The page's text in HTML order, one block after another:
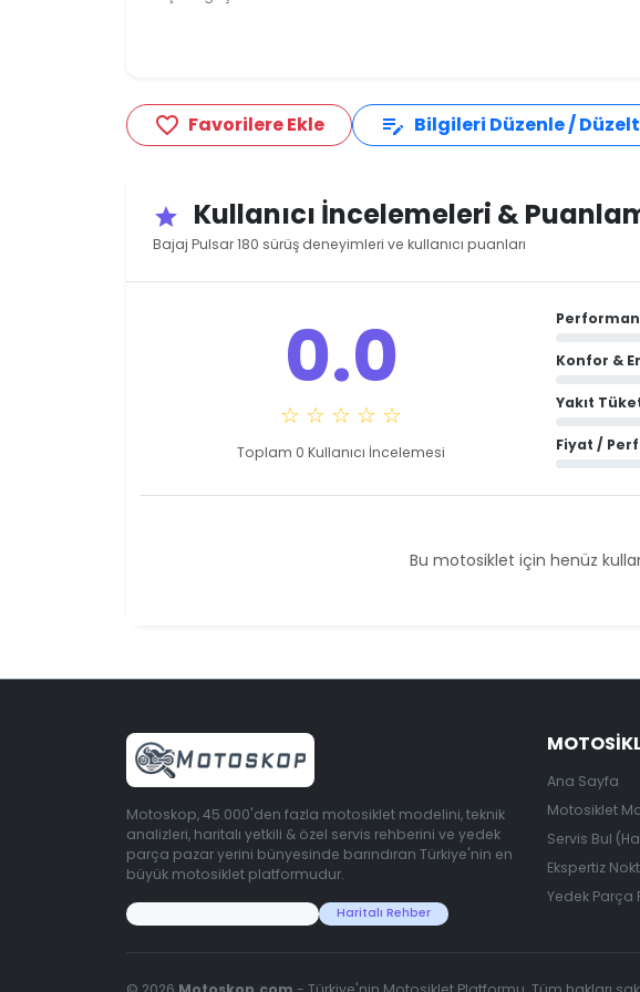
favorite_border Favorilere Ekle edit_note Bilgileri Düzenle /
star Kullanıcı İncelemeleri &
Bajaj Pulsar 180 sürüş deneyimleri ve kullanıcı puanları
0.0
☆ ☆ ☆ ☆ ☆
Toplam 0 Kullanıcı İncelemesi
Konfor &
Yakıt
Fiyat /
Bu motosiklet için henüz
Motoskop, 45.000'den fazla motosiklet modelini, teknik
analizleri, haritalı yetkili & özel servis rehberini ve yedek
parça pazar yerini bünyesinde barındıran Türkiye'nin en
büyük motosiklet platformudur.
Haritalı Rehber
Ana Sayfa
Motosiklet
Servis Bul
Ekspertiz
Yedek Parça